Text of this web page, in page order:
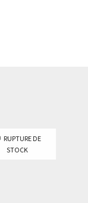
RUPTURE DE
STOCK